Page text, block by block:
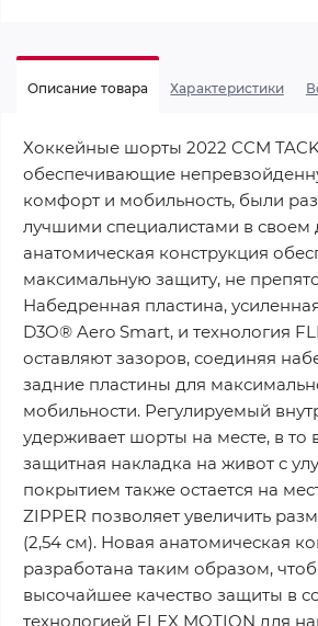
Описание товара Характеристики
Хоккейные шорты 2022 CCM
обеспечивающие
комфорт и мобильность, были
лучшими специалистами в своем
анатомическая конструкция
максимальную защиту, не
Набедренная пластина,
D3O® Aero Smart, и технология
оставляют зазоров, соединяя
задние пластины для
мобильности. Регулируемый
удерживает шорты на месте, в то
защитная накладка на живот с
покрытием также остается на
ZIPPER позволяет увеличить
(2,54 см). Новая анатомическая
разработана таким образом,
высочайшее качество защиты в
технологией FLEX MOTION для